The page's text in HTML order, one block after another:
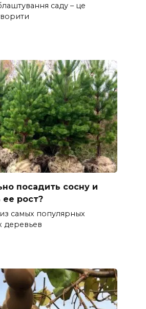
саду – це
посадить сосну и
ее рост?
самых популярных
деревьев